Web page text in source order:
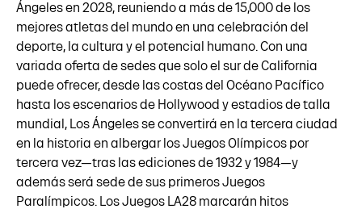
Ángeles en 2028, reuniendo a más de 15,000 de los
mejores atletas del mundo en una celebración del
deporte, la cultura y el potencial humano. Con una
variada oferta de sedes que solo el sur de California
puede ofrecer, desde las costas del Océano Pacífico
hasta los escenarios de Hollywood y estadios de talla
mundial, Los Ángeles se convertirá en la tercera ciudad
en la historia en albergar los Juegos Olímpicos por
tercera vez—tras las ediciones de 1932 y 1984—y
además será sede de sus primeros Juegos
Paralímpicos. Los Juegos LA28 marcarán hitos